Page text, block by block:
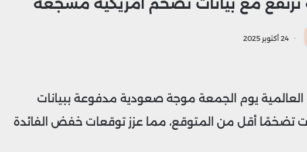
ترتفع مع بيانات تضخم أمريكية مشجعة
24 أكتوبر 2025
يوم الجمعة موجة صعودية مدفوعة ببيانات
تضخمًا أقل من المتوقع، مما عزز توقعات خفض الفائدة